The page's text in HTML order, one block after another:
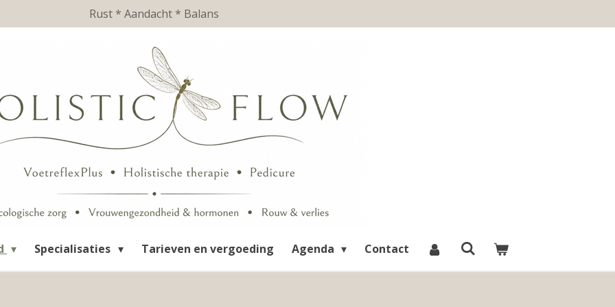
Rust * Aandacht * Balans
Specialisaties Tarieven en vergoeding Agenda Contact